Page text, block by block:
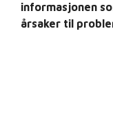
informasjonen
årsaker til